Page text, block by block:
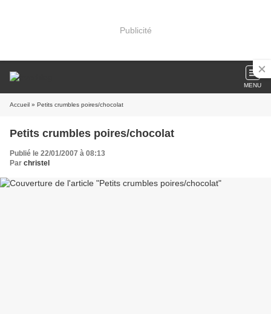
Publicité
MENU
Accueil » Petits crumbles poires/chocolat
Petits crumbles poires/chocolat
Publié le 22/01/2007 à 08:13
Par christel